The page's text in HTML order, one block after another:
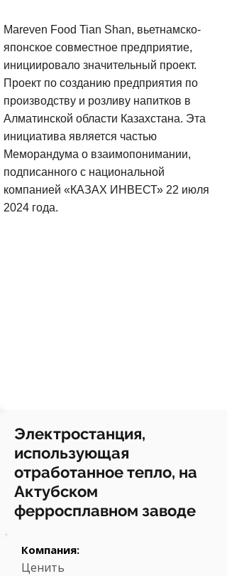
Mareven Food Tian Shan, вьетнамско-
японское совместное предприятие,
инициировало значительный проект.
Проект по созданию предприятия по
производству и розливу напитков в
Алматинской области Казахстана. Эта
инициатива является частью
Меморандума о взаимопонимании,
подписанного с национальной
компанией «КАЗАХ ИНВЕСТ» 22 июля
2024 года.
Электростанция,
использующая
отработанное тепло, на
Актубском
ферросплавном заводе
Компания:
Ценить